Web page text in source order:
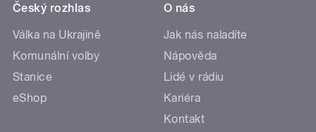
Český rozhlas
Válka na Ukrajině
Komunální volby
Stanice
eShop
O nás
Jak nás naladíte
Nápověda
Lidé v rádiu
Kariéra
Kontakt